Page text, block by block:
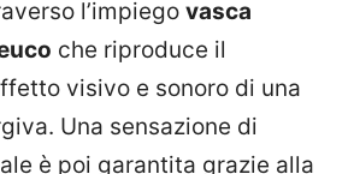
l’impiego vasca
che riproduce il
visivo e sonoro di una
Una sensazione di
è poi garantita grazie alla